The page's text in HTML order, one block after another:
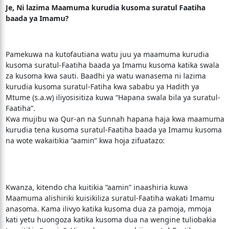
Je, Ni lazima Maamuma kurudia kusoma suratul Faatiha
baada ya Imamu?
Pamekuwa na kutofautiana watu juu ya maamuma kurudia
kusoma suratul-Faatiha baada ya Imamu kusoma katika swala
za kusoma kwa sauti. Baadhi ya watu wanasema ni lazima
kurudia kusoma suratul-Fatiha kwa sababu ya Hadith ya
Mtume (s.a.w) iliyosisitiza kuwa “Hapana swala bila ya suratul-
Faatiha”.
Kwa mujibu wa Qur-an na Sunnah hapana haja kwa maamuma
kurudia tena kusoma suratul-Faatiha baada ya Imamu kusoma
na wote wakaitikia “aamin” kwa hoja zifuatazo:
Kwanza, kitendo cha kuitikia “aamin” inaashiria kuwa
Maamuma alishiriki kuisikiliza suratul-Faatiha wakati Imamu
anasoma. Kama ilivyo katika kusoma dua za pamoja, mmoja
kati yetu huongoza katika kusoma dua na wengine tuliobakia